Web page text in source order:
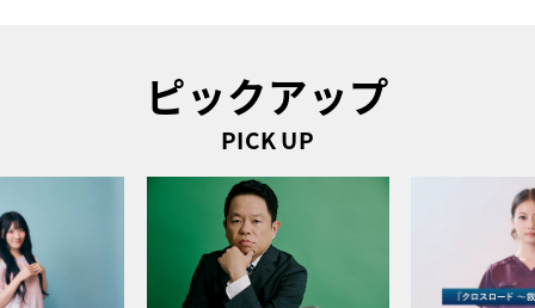
ピックアップ
PICK UP